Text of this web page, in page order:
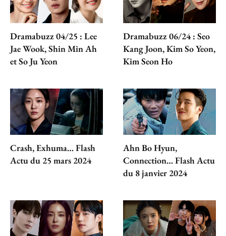
Dramabuzz 04/25 : Lee
Jae Wook, Shin Min Ah
et So Ju Yeon
Dramabuzz 06/24 : Seo
Kang Joon, Kim So Yeon,
Kim Seon Ho
Crash, Exhuma… Flash
Actu du 25 mars 2024
Ahn Bo Hyun,
Connection… Flash Actu
du 8 janvier 2024